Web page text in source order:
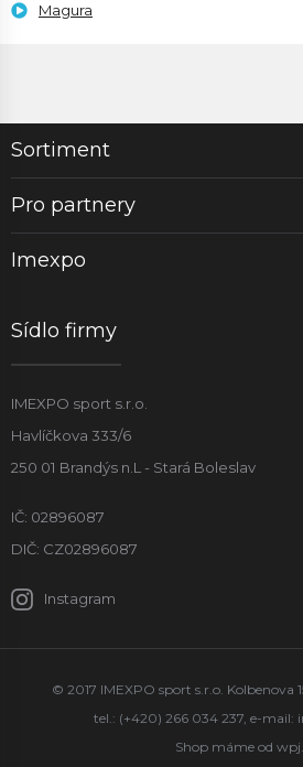
Magura
Sortiment
Pro partnery
Imexpo
Sídlo firmy
IMEXPO sport s.r.o.
Havlíčkova 333/6
250 01 Brandýs n.L - Stará Boleslav
IČ: 02896087
DIČ: CZ02896087
Instagram
© 2017 IMEXPO sport s.r.o. Kolbenova
tel.: (+420) 266 034 237, e-mail:
Shop máme od